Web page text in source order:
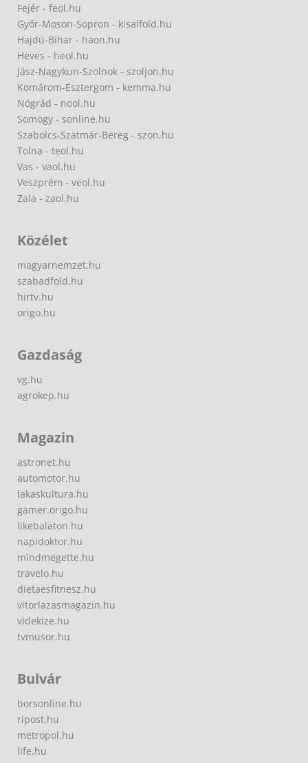
Fejér - feol.hu
Győr-Moson-Sopron - kisalfold.hu
Hajdú-Bihar - haon.hu
Heves - heol.hu
Jász-Nagykun-Szolnok - szoljon.hu
Komárom-Esztergom - kemma.hu
Nógrád - nool.hu
Somogy - sonline.hu
Szabolcs-Szatmár-Bereg - szon.hu
Tolna - teol.hu
Vas - vaol.hu
Veszprém - veol.hu
Zala - zaol.hu
Közélet
magyarnemzet.hu
szabadfold.hu
hirtv.hu
origo.hu
Gazdaság
vg.hu
agrokep.hu
Magazin
astronet.hu
automotor.hu
lakaskultura.hu
gamer.origo.hu
likebalaton.hu
napidoktor.hu
mindmegette.hu
travelo.hu
dietaesfitnesz.hu
vitorlazasmagazin.hu
videkize.hu
tvmusor.hu
Bulvár
borsonline.hu
ripost.hu
metropol.hu
life.hu